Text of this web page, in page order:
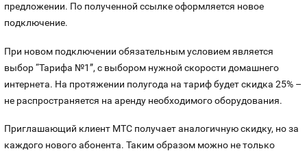
предложении. По полученной ссылкеоформляется новое
подключение.
При новом подключении обязательным условием является
выбор “Тарифа №1”, с выбором нужной скорости домашнего
интернета. На протяжении полугода на тариф будет скидка 25% –
не распространяется на аренду необходимого оборудования.
Приглашающий клиент МТС получает аналогичную скидку, но за
каждого нового абонента. Таким образом можно не только